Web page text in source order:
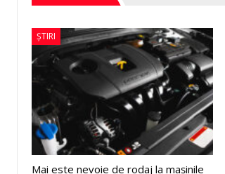
ȘTIRI
Mai este nevoie de rodaj la mașinile